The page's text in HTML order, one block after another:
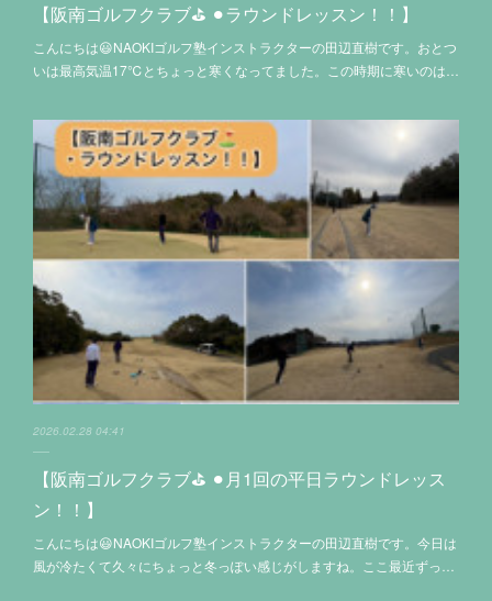
【阪南ゴルフクラブ⛳️ ⚫︎ラウンドレッスン！！】
こんにちは😃NAOKIゴルフ塾インストラクターの田辺直樹です。おとつ
いは最高気温17℃とちょっと寒くなってました。この時期に寒いのは…
2026.02.28 04:41
【阪南ゴルフクラブ⛳️ ⚫︎月1回の平日ラウンドレッス
ン！！】
こんにちは😃NAOKIゴルフ塾インストラクターの田辺直樹です。今日は
風が冷たくて久々にちょっと冬っぽい感じがしますね。ここ最近ずっ…